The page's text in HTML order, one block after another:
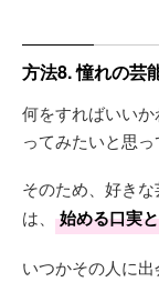
方法8. 憧れの芸
何をすればいい
ってみたいと思っ
そのため、好き
は、
始める口実
いつかその人に